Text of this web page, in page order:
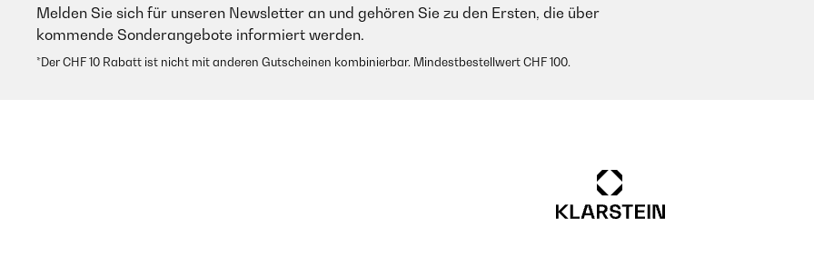
Melden Sie sich für unseren Newsletter an und gehören Sie zu den Ersten, die über
kommende Sonderangebote informiert werden.
*Der CHF 10 Rabatt ist nicht mit anderen Gutscheinen kombinierbar. Mindestbestellwert CHF 100.